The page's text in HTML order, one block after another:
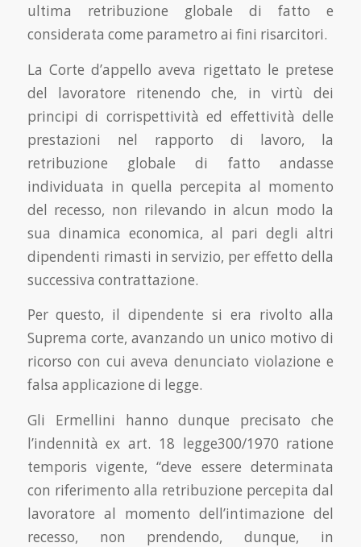
ultima retribuzione globale di fatto e
considerata come parametro ai fini risarcitori.
La Corte d’appello aveva rigettato le pretese
del lavoratore ritenendo che, in virtù dei
principi di corrispettività ed effettività delle
prestazioni nel rapporto di lavoro, la
retribuzione globale di fatto andasse
individuata in quella percepita al momento
del recesso, non rilevando in alcun modo la
sua dinamica economica, al pari degli altri
dipendenti rimasti in servizio, per effetto della
successiva contrattazione.
Per questo, il dipendente si era rivolto alla
Suprema corte, avanzando un unico motivo di
ricorso con cui aveva denunciato violazione e
falsa applicazione di legge.
Gli Ermellini hanno dunque precisato che
l’indennità ex art. 18 legge300/1970 ratione
temporis vigente, “deve essere determinata
con riferimento alla retribuzione percepita dal
lavoratore al momento dell’intimazione del
recesso, non prendendo, dunque, in